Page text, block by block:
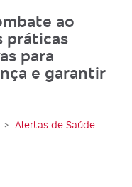
ao
práticas
para
e garantir
> Alertas de Saúde